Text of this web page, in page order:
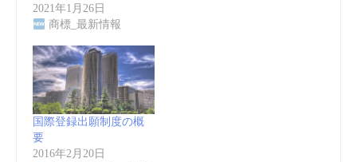
2021年1月26日
商標_最新情報
国際登録出願制度の概
要
2016年2月20日